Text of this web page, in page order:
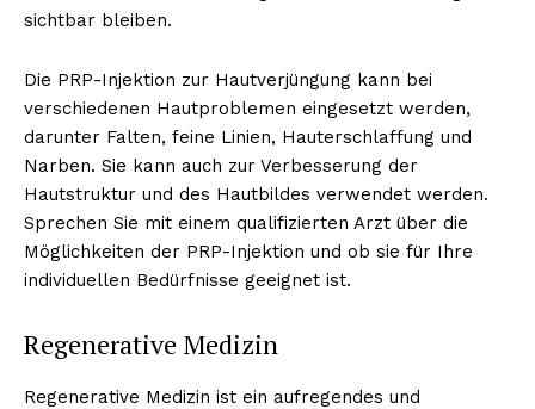
NEWSLETTER ABONNIEREN
Inhalte
sichtbar bleiben.
Die PRP-Injektion zur Hautverjüngung kann bei
verschiedenen Hautproblemen eingesetzt werden,
darunter Falten, feine Linien, Hauterschlaffung und
Narben. Sie kann auch zur Verbesserung der
Hautstruktur und des Hautbildes verwendet werden.
Sprechen Sie mit einem qualifizierten Arzt über die
Möglichkeiten der PRP-Injektion und ob sie für Ihre
individuellen Bedürfnisse geeignet ist.
Regenerative Medizin
Regenerative Medizin ist ein aufregendes und